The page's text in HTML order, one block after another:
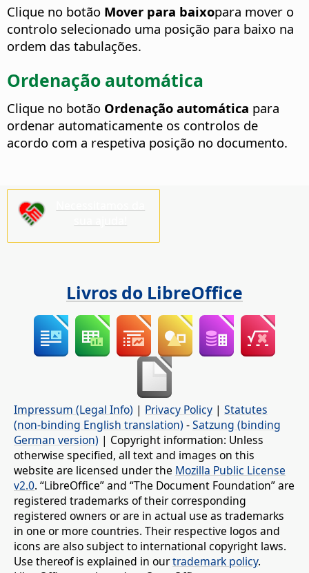
Clique no botão Mover para baixopara mover o
controlo selecionado uma posição para baixo na
ordem das tabulações.
Ordenação automática
Clique no botão Ordenação automática para
ordenar automaticamente os controlos de
acordo com a respetiva posição no documento.
Livros do LibreOffice
Impressum (Legal Info) | Privacy Policy | Statutes
(non-binding English translation) -Satzung (binding
German version) | Copyright information: Unless
otherwise specified, all text and images on this
website are licensed under the Mozilla Public License
v2.0. “LibreOffice” and “The Document Foundation” are
registered trademarks of their corresponding
registered owners or are in actual use as trademarks
in one or more countries. Their respective logos and
icons are also subject to international copyright laws.
Use thereof is explained in ourtrademark policy.